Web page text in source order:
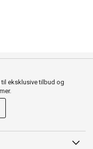
eksklusive tilbud og